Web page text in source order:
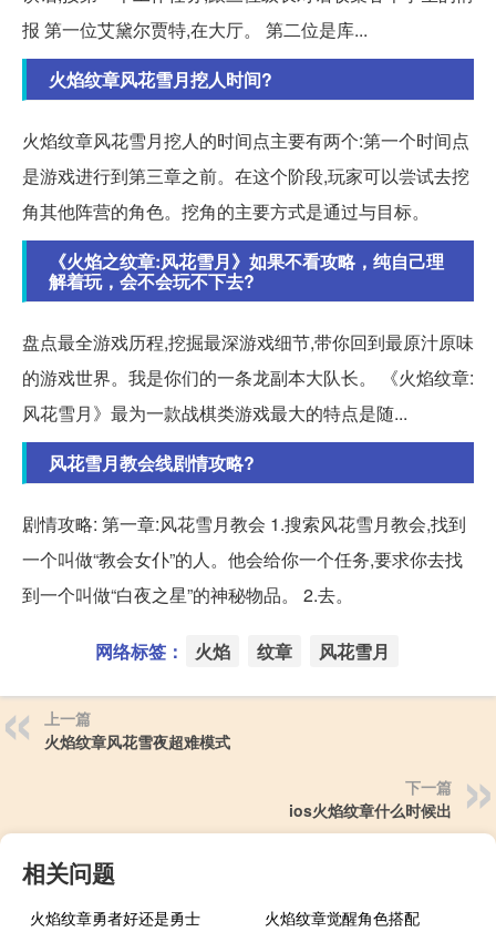
报 第一位艾黛尔贾特,在大厅。 第二位是库...
火焰纹章风花雪月挖人时间?
火焰纹章风花雪月挖人的时间点主要有两个:第一个时间点
是游戏进行到第三章之前。在这个阶段,玩家可以尝试去挖
角其他阵营的角色。挖角的主要方式是通过与目标。
《火焰之纹章:风花雪月》如果不看攻略，纯自己理
解着玩，会不会玩不下去?
盘点最全游戏历程,挖掘最深游戏细节,带你回到最原汁原味
的游戏世界。我是你们的一条龙副本大队长。 《火焰纹章:
风花雪月》最为一款战棋类游戏最大的特点是随...
风花雪月教会线剧情攻略?
剧情攻略: 第一章:风花雪月教会 1.搜索风花雪月教会,找到
一个叫做“教会女仆”的人。他会给你一个任务,要求你去找
到一个叫做“白夜之星”的神秘物品。 2.去。
网络标签： 火焰 纹章 风花雪月
上一篇
火焰纹章风花雪夜超难模式
下一篇
ios火焰纹章什么时候出
相关问题
火焰纹章勇者好还是勇士
火焰纹章觉醒角色搭配